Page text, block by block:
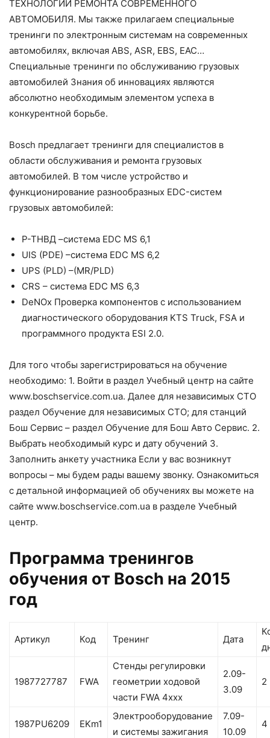
ТЕХНОЛОГИЙ РЕМОНТА СОВРЕМЕННОГО
АВТОМОБИЛЯ. Мы также прилагаем специальные
тренинги по электронным системам на современных
автомобилях, включая ABS, ASR, EBS, EAC…
Специальные тренинги по обслуживанию грузовых
автомобилей Знания об инновациях являются
абсолютно необходимым элементом успеха в
конкурентной борьбе.
Bosch предлагает тренинги для специалистов в
области обслуживания и ремонта грузовых
автомобилей. В том числе устройство и
функционирование разнообразных EDC-систем
грузовых автомобилей:
Р-ТНВД –система EDC MS 6,1
UIS (PDE) –система EDC MS 6,2
UPS (PLD) –(MR/PLD)
CRS – система EDC MS 6,3
DeNOx Проверка компонентов с использованием
диагностического оборудования KTS Truck, FSA и
программного продукта ESI 2.0.
Для того чтобы зарегистрироваться на обучение
необходимо: 1. Войти в раздел Учебный центр на сайте
www.boschservice.com.ua. Далее для независимых СТО
раздел Обучение для независимых СТО; для станций
Бош Сервис – раздел Обучение для Бош Авто Сервис. 2.
Выбрать необходимый курс и дату обучений 3.
Заполнить анкету участника Если у вас возникнут
вопросы – мы будем рады вашему звонку. Ознакомиться
с детальной информацией об обучениях вы можете на
сайте www.boschservice.com.ua в разделе Учебный
центр.
Программа тренингов
обучения от Bosch на 2015
год
Артикул Код Тренинг Дата
1987727787 FWA
Стенды регулировки
геометрии ходовой
части FWA 4xxx
2.09-
3.09
2
1987PU6209 EKm1
Электрооборудование
и системы зажигания
7.09-
10.09
4